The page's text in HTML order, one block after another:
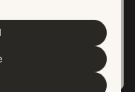
we use, please
Policy
preferences by